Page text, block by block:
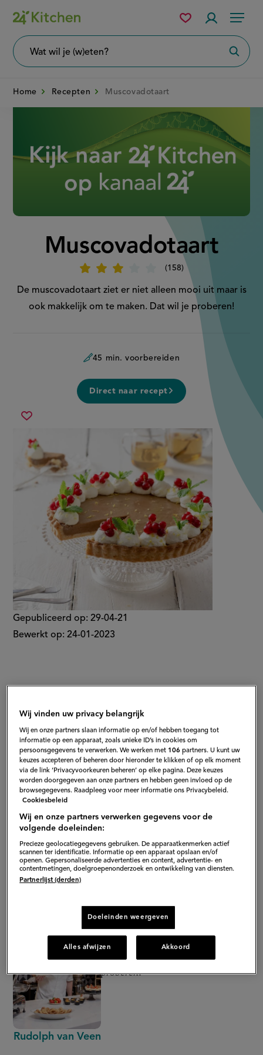
Overslaan
en
naar
Menu
wil
Mijn
bewaarde
Home Recepten Muscovadotaart
Muscovadotaart
158
'Muscovadotaart'
De muscovadotaart ziet er niet alleen mooi uit maar is
ook makkelijk om te maken. Dat wil je proberen!
45 min. voorbereiden
Direct naar recept
Sla
op
muscovadotaart
Gepubliceerd op: 29-04-21
Bewerkt op: 24-01-2023
Rudolph van Veen
De muscovadotaart ziet er niet
alleen mooi uit maar is ook
proberen!
Wij vinden uw privacy belangrijk
Wij en onze partners slaan informatie op en/of hebben toegang tot
informatie op een apparaat, zoals unieke ID’s in cookies om
persoonsgegevens te verwerken. We werken met 106 partners. U kunt uw
keuzes accepteren of beheren door hieronder te klikken of op elk moment
via de link ‘Privacyvoorkeuren beheren’ op elke pagina. Deze keuzes
worden doorgegeven aan onze partners en hebben geen invloed op de
browsegegevens. Raadpleeg voor meer informatie ons Privacybeleid.
Cookiesbeleid
Wij en onze partners verwerken gegevens voor de
volgende doeleinden:
Precieze geolocatiegegevens gebruiken. De apparaatkenmerken actief
scannen ter identificatie. Informatie op een apparaat opslaan en/of
openen. Gepersonaliseerde advertenties en content, advertentie- en
contentmetingen, doelgroepenonderzoek en ontwikkeling van diensten.
Partnerlijst (derden)
Doeleinden weergeven
Alles afwijzen Akkoord